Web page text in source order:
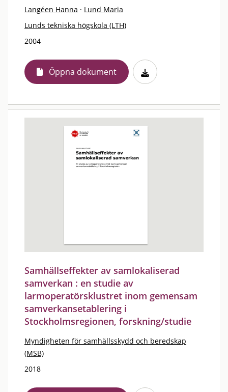
Langéen Hanna · Lund Maria
Lunds tekniska högskola (LTH)
2004
Öppna dokument
Samhällseffekter av samlokaliserad
samverkan : en studie av
larmoperatörsklustret inom gemensam
samverkansetablering i
Stockholmsregionen, forskning/studie
Myndigheten för samhällsskydd och beredskap
(MSB)
2018